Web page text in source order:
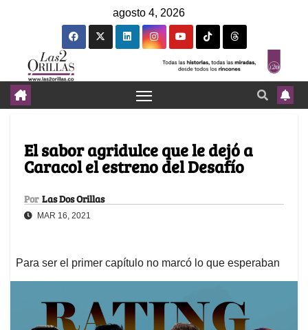
agosto 4, 2026
El sabor agridulce que le dejó a
Caracol el estreno del Desafío
Por Las Dos Orillas
MAR 16, 2021
Para ser el primer capítulo no marcó lo que esperaban